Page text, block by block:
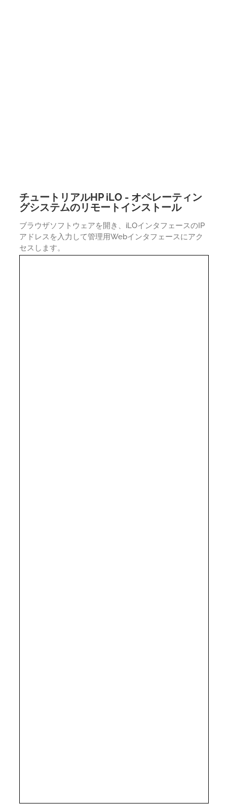
チュートリアルHP iLO - オペレーティン
グシステムのリモートインストール
ブラウザソフトウェアを開き、iLOインタフェースのIP
アドレスを入力して管理用Webインタフェースにアク
セスします。